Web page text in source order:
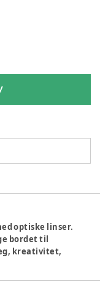
optiske linser.
bordet til
kreativitet,
De optiske